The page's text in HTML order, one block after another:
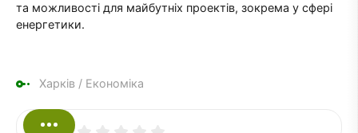
та можливості для майбутніх проектів, зокрема у сфері
енергетики.
Харків / Економіка